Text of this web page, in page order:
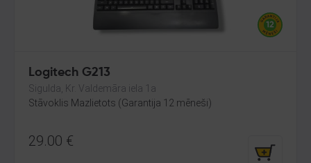
Logitech G213
Sigulda, Kr. Valdemāra iela 1a
Stāvoklis Mazlietots (Garantija 12 mēneši)
29.00 €